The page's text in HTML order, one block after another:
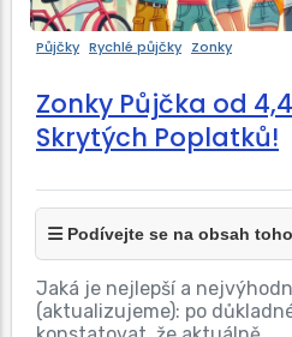
Půjčky Rychlé půjčky Zonky
Zonky Půjčka od
Skrytých Poplatků!
Podívejte se na obsah
Jaká je nejlepší a
(aktualizujeme): po